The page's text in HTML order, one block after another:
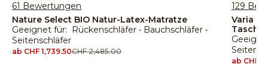
61 Bewertungen
Nature Select BIO Natur-Latex-Matratze
Geeignet für: Rückenschläfer • Bauchschläfer •
Seitenschläfer
Angebot
ab CHF 1,739.50Regulärer Preis
CHF 2,485.00
129
Varia
Angebot
ab CHF